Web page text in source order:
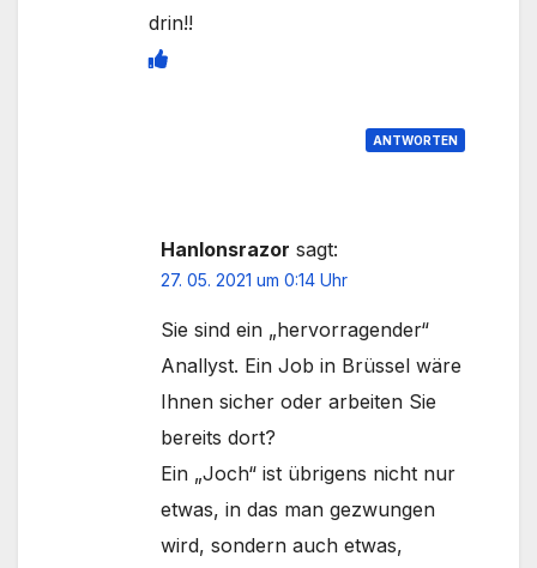
drin!!
ANTWORTEN
Hanlonsrazor sagt:
27. 05. 2021 um 0:14 Uhr
Sie sind ein „hervorragender“
Anallyst. Ein Job in Brüssel wäre
Ihnen sicher oder arbeiten Sie
bereits dort?
Ein „Joch“ ist übrigens nicht nur
etwas, in das man gezwungen
wird, sondern auch etwas,